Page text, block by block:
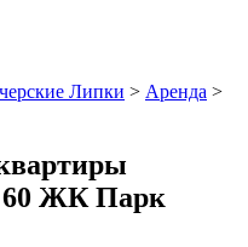
Липки > Аренда >
60 ЖК Парк